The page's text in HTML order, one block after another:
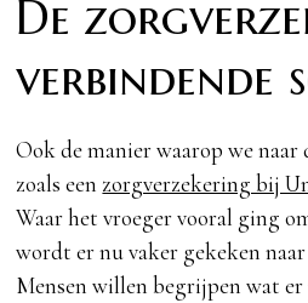
De
verbindende
Ook de manier waarop we naar
zoals een zorgverzekering bij
Waar het vroeger vooral ging
wordt er nu vaker gekeken
Mensen willen begrijpen wat